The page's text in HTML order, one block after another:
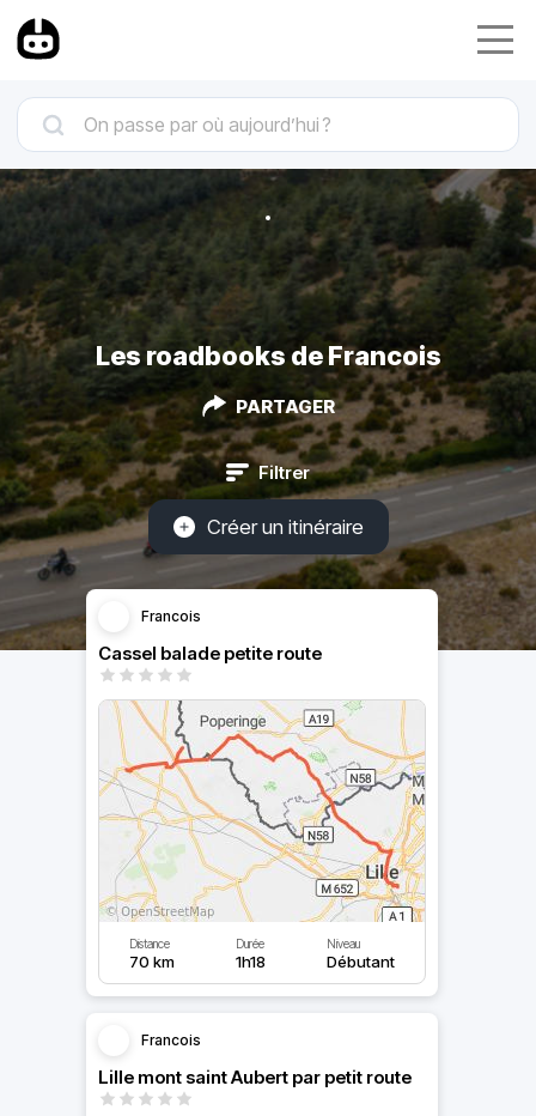
Les roadbooks de Francois
PARTAGER
Filtrer
Créer un itinéraire
Francois
Cassel balade petite route
Distance
70 km
Durée
1h18
Niveau
Débutant
Francois
Lille mont saint Aubert par petit route